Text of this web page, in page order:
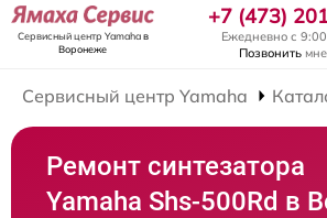
Сервисный центр Yamahaв
Воронеже
+7 (473)
Ежедневно с
Позвонить
Сервисный центр Yamaha
Ремонт синтезатора
Yamaha Shs-500Rd в